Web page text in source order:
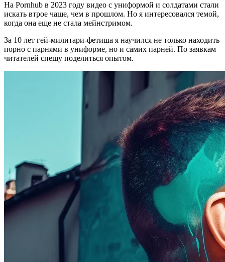
На Pornhub в 2023 году видео с униформой и солдатами стали
искать втрое чаще, чем в прошлом. Но я интересовался темой,
когда она еще не стала мейнстримом.
За 10 лет гей-милитари-фетиша я научился не только находить
порно с парнями в униформе, но и самих парней. По заявкам
читателей спешу поделиться опытом.